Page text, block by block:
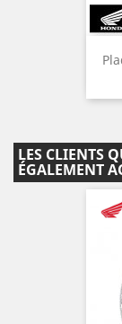
LES CLIENTS
ÉGALEMENT